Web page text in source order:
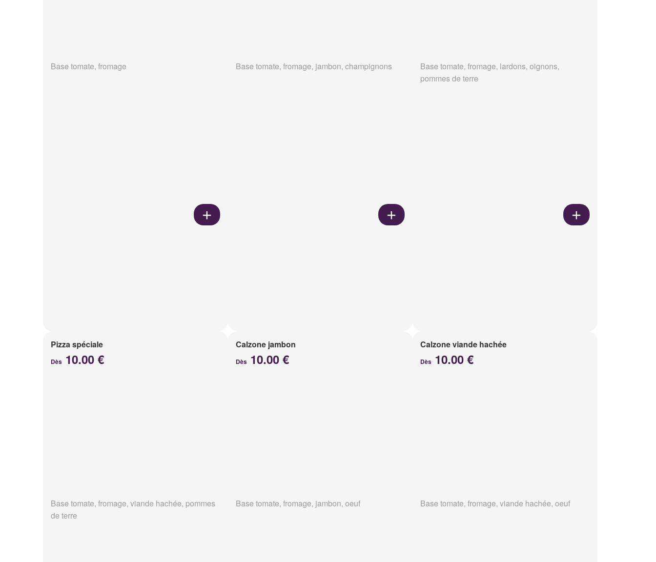
Base tomate, fromage Base tomate, fromage, jambon, champignons
Base tomate, fromage, lardons, oignons,
pommes de terre
Pizza spéciale
Dès 10.00 €
Base tomate, fromage, viande hachée, pommes
de terre
Calzone jambon
Dès10.00 €
Base tomate, fromage, jambon, oeuf
Calzone viande hachée
Dès 10.00 €
Base tomate, fromage, viande hachée, oeuf